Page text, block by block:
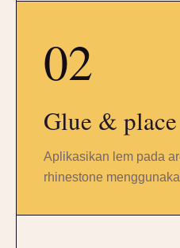
02
Glue & place
Aplikasikan lem pada
rhinestone